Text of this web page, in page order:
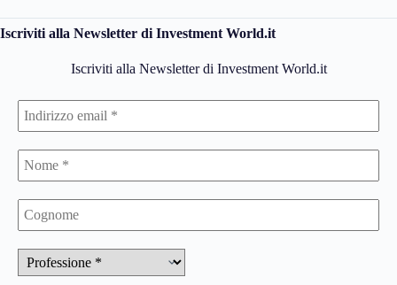
Iscriviti alla Newsletter di Investment World.it
Iscriviti alla Newsletter di Investment World.it